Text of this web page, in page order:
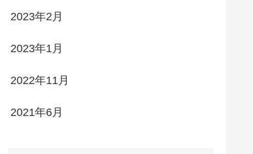
2023年2月
2023年1月
2022年11月
2021年6月